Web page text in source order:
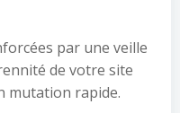
par une veille
de votre site
mutation rapide.